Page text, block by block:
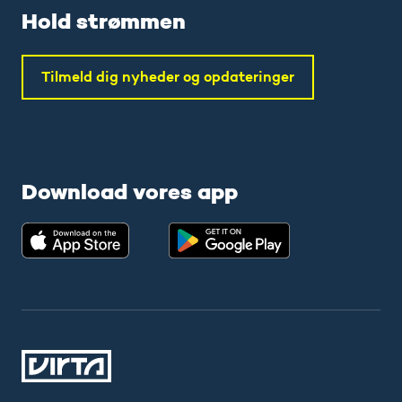
Hold strømmen
Tilmeld dig nyheder og opdateringer
Download vores app